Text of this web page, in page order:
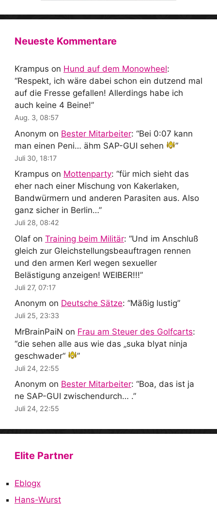
Neueste Kommentare
Krampus on Hund auf dem Monowheel:
“Respekt, ich wäre dabei schon ein dutzend mal
auf die Fresse gefallen! Allerdings habe ich
auch keine 4 Beine!”
Aug. 3, 08:57
Anonym on Bester Mitarbeiter: “Bei 0:07 kann
man einen Peni… ähm SAP-GUI sehen
”
Juli 30, 18:17
Krampus on Mottenparty: “für mich sieht das
eher nach einer Mischung von Kakerlaken,
Bandwürmern und anderen Parasiten aus. Also
ganz sicher in Berlin…”
Juli 28, 08:42
Olaf on Training beim Militär: “Und im Anschluß
gleich zur Gleichstellungsbeauftragen rennen
und den armen Kerl wegen sexueller
Belästigung anzeigen! WEIBER!!!”
Juli 27, 07:17
Anonym on Deutsche Sätze: “Mäßig lustig”
Juli 25, 23:33
MrBrainPaiN on Frau am Steuer des Golfcarts:
“die sehen alle aus wie das „suka blyat ninja
geschwader“
”
Juli 24, 22:55
Anonym on Bester Mitarbeiter: “Boa, das ist ja
ne SAP-GUI zwischendurch… .”
Juli 24, 22:55
Elite Partner
Eblogx
Hans-Wurst